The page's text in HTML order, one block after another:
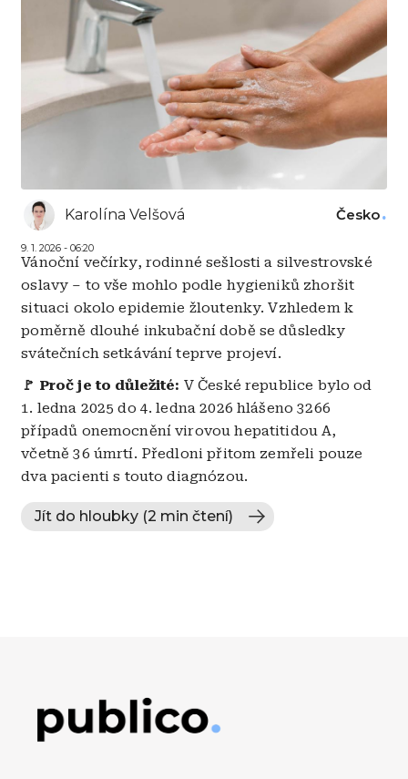
Karolína Velšová
9. 1. 2026 - 06:20
Česko
Vánoční večírky, rodinné sešlosti a silvestrovské
oslavy – to vše mohlo podle hygieniků zhoršit
situaci okolo epidemie žloutenky. Vzhledem k
poměrně dlouhé inkubační době se důsledky
svátečních setkávání teprve projeví.
🚩 Proč je to důležité: V České republice bylo od
1. ledna 2025 do 4. ledna 2026 hlášeno 3266
případů onemocnění virovou hepatitidou A,
včetně 36 úmrtí. Předloni přitom zemřeli pouze
dva pacienti s touto diagnózou.
Jít do hloubky (2 min čtení)